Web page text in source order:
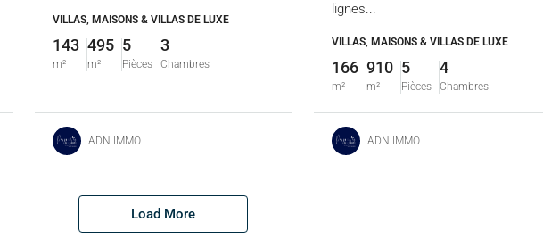
VILLAS, MAISONS & VILLAS DE LUXE
143
m²
495
m²
5
Pièces
3
Chambres
ADN IMMO
lignes...
VILLAS, MAISONS & VILLAS DE LUXE
166
m²
910
m²
5
Pièces
4
Chambres
ADN IMMO
Load More